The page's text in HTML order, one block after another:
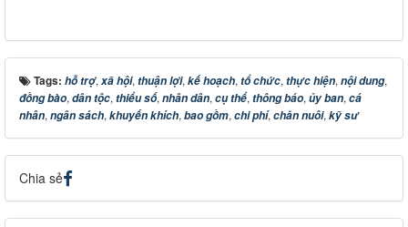
Tags: hỗ trợ, xã hội, thuận lợi, kế hoạch, tổ chức, thực hiện, nội dung,
đồng bào, dân tộc, thiểu số, nhân dân, cụ thể, thông báo, ủy ban, cá
nhân, ngân sách, khuyến khích, bao gồm, chi phí, chăn nuôi, kỹ sư
Chia sẻ